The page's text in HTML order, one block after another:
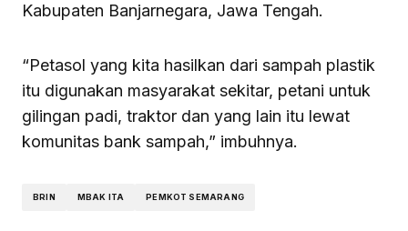
Kabupaten Banjarnegara, Jawa Tengah.
“Petasol yang kita hasilkan dari sampah plastik
itu digunakan masyarakat sekitar, petani untuk
gilingan padi, traktor dan yang lain itu lewat
komunitas bank sampah,” imbuhnya.
BRIN MBAK ITA PEMKOT SEMARANG